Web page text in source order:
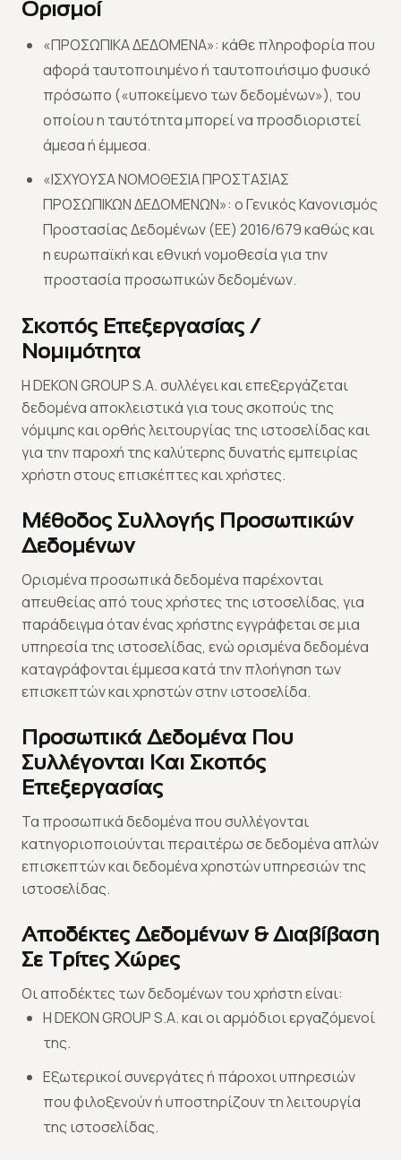
Ορισμοί
«ΠΡΟΣΩΠΙΚΑ ΔΕΔΟΜΕΝΑ»: κάθε πληροφορία που
αφορά ταυτοποιημένο ή ταυτοποιήσιμο φυσικό
πρόσωπο («υποκείμενο των δεδομένων»), του
οποίου η ταυτότητα μπορεί να προσδιοριστεί
άμεσα ή έμμεσα.
«ΙΣΧΥΟΥΣΑ ΝΟΜΟΘΕΣΙΑ ΠΡΟΣΤΑΣΙΑΣ
ΠΡΟΣΩΠΙΚΩΝ ΔΕΔΟΜΕΝΩΝ»: ο Γενικός Κανονισμός
Προστασίας Δεδομένων (ΕΕ) 2016/679 καθώς και
η ευρωπαϊκή και εθνική νομοθεσία για την
προστασία προσωπικών δεδομένων.
Σκοπός Επεξεργασίας /
Νομιμότητα
Η DEKON GROUP S.A. συλλέγει και επεξεργάζεται
δεδομένα αποκλειστικά για τους σκοπούς της
νόμιμης και ορθής λειτουργίας της ιστοσελίδας και
για την παροχή της καλύτερης δυνατής εμπειρίας
χρήστη στους επισκέπτες και χρήστες.
Μέθοδος Συλλογής Προσωπικών
Δεδομένων
Ορισμένα προσωπικά δεδομένα παρέχονται
απευθείας από τους χρήστες της ιστοσελίδας, για
παράδειγμα όταν ένας χρήστης εγγράφεται σε μια
υπηρεσία της ιστοσελίδας, ενώ ορισμένα δεδομένα
καταγράφονται έμμεσα κατά την πλοήγηση των
επισκεπτών και χρηστών στην ιστοσελίδα.
Προσωπικά Δεδομένα Που
Συλλέγονται Και Σκοπός
Επεξεργασίας
Τα προσωπικά δεδομένα που συλλέγονται
κατηγοριοποιούνται περαιτέρω σε δεδομένα απλών
επισκεπτών και δεδομένα χρηστών υπηρεσιών της
ιστοσελίδας.
Αποδέκτες Δεδομένων & Διαβίβαση
Σε Τρίτες Χώρες
Οι αποδέκτες των δεδομένων του χρήστη είναι:
Η DEKON GROUP S.A. και οι αρμόδιοι εργαζόμενοί
της.
Εξωτερικοί συνεργάτες ή πάροχοι υπηρεσιών
που φιλοξενούν ή υποστηρίζουν τη λειτουργία
της ιστοσελίδας.